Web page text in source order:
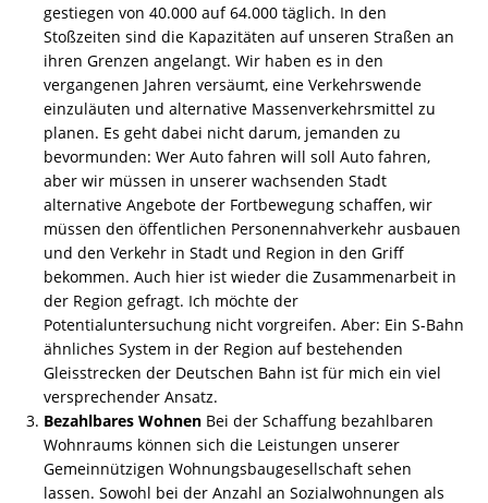
gestiegen von 40.000 auf 64.000 täglich. In den
Stoßzeiten sind die Kapazitäten auf unseren Straßen an
ihren Grenzen angelangt. Wir haben es in den
vergangenen Jahren versäumt, eine Verkehrswende
einzuläuten und alternative Massenverkehrsmittel zu
planen. Es geht dabei nicht darum, jemanden zu
bevormunden: Wer Auto fahren will soll Auto fahren,
aber wir müssen in unserer wachsenden Stadt
alternative Angebote der Fortbewegung schaffen, wir
müssen den öffentlichen Personennahverkehr ausbauen
und den Verkehr in Stadt und Region in den Griff
bekommen. Auch hier ist wieder die Zusammenarbeit in
der Region gefragt. Ich möchte der
Potentialuntersuchung nicht vorgreifen. Aber: Ein S-Bahn
ähnliches System in der Region auf bestehenden
Gleisstrecken der Deutschen Bahn ist für mich ein viel
versprechender Ansatz.
Bezahlbares Wohnen Bei der Schaffung bezahlbaren
Wohnraums können sich die Leistungen unserer
Gemeinnützigen Wohnungsbaugesellschaft sehen
lassen. Sowohl bei der Anzahl an Sozialwohnungen als